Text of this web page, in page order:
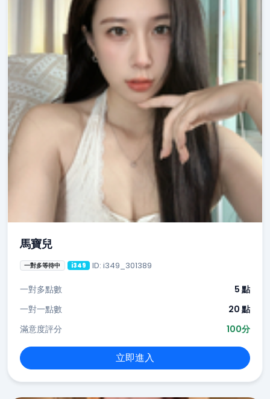
馬寶兒
一對多等待中 i349 ID: i349_301389
一對多點數
5 點
一對一點數
20 點
滿意度評分
100分
立即進入